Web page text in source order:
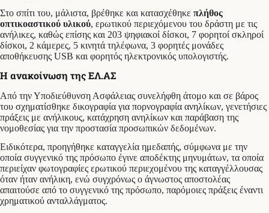
Στο σπίτι του, μάλιστα, βρέθηκε και κατασχέθηκε πλήθος
οπτικοαστικού υλικού, ερωτικού περιεχόμενου του δράστη με τις
ανήλικες, καθώς επίσης και 203 ψηφιακοί δίσκοι, 7 φορητοί σκληροί
δίσκοι, 2 κάμερες, 5 κινητά τηλέφωνα, 3 φορητές μονάδες
αποθήκευσης USB και φορητός ηλεκτρονικός υπολογιστής.
Η ανακοίνωση της ΕΛ.ΑΣ
Από την Υποδιεύθυνση Ασφάλειας συνελήφθη άτομο και σε βάρος
του σχηματίσθηκε δικογραφία για πορνογραφία ανηλίκων, γενετήσιες
πράξεις με ανήλικους, κατάχρηση ανηλίκων και παράβαση της
νομοθεσίας για την προστασία προσωπικών δεδομένων.
Ειδικότερα, προηγήθηκε καταγγελία ημεδαπής, σύμφωνα με την
οποία συγγενικό της πρόσωπο έγινε αποδέκτης μηνυμάτων, τα οποία
περιείχαν φωτογραφίες ερωτικού περιεχομένου της καταγγέλλουσας
όταν ήταν ανήλικη, ενώ συγχρόνως ο άγνωστος αποστολέας
απαιτούσε από το συγγενικό της πρόσωπο, παρόμοιες πράξεις έναντι
χρηματικού ανταλλάγματος.